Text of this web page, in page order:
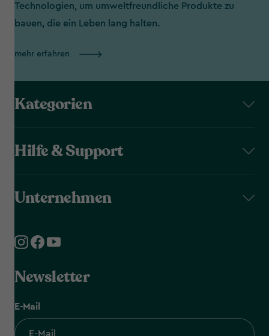
Technologien, um umweltfreundliche Produkte zu
bauen, die ein Leben lang halten.
mehr erfahren
Kategorien
Hilfe & Support
Unternehmen
Newsletter
E-Mail